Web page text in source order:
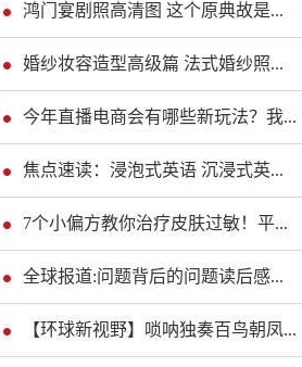
鸿门宴剧照高清图 这个原典故是...
婚纱妆容造型高级篇 法式婚纱照...
今年直播电商会有哪些新玩法？我...
焦点速读：浸泡式英语 沉浸式英...
7个小偏方教你治疗皮肤过敏！平...
全球报道:问题背后的问题读后感...
【环球新视野】唢呐独奏百鸟朝凤...